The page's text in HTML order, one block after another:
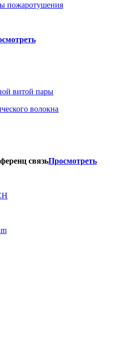
пожаротушения
витой пары
волокна
связьПросмотреть